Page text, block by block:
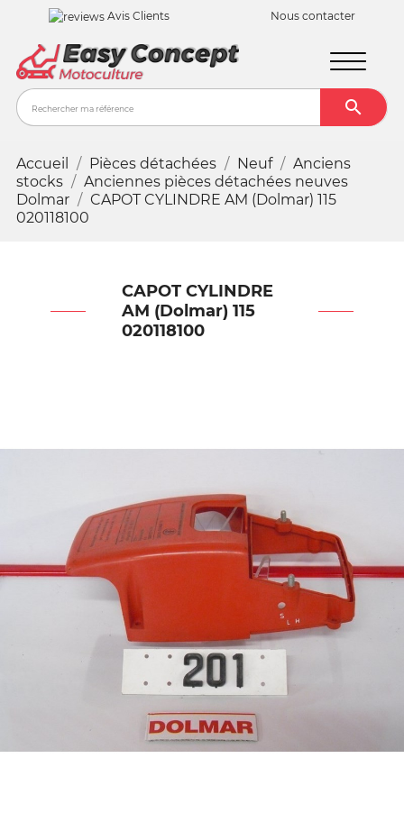
Avis Clients Nous contacter

Accueil Pièces détachées Neuf
Anciens
stocks
Anciennes pièces détachées neuves
Dolmar
CAPOT CYLINDRE AM (Dolmar) 115
020118100
CAPOT CYLINDRE
AM (Dolmar) 115
020118100